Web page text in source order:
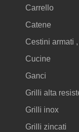
Carrello
Catene
Cestini armati
Cucine
Ganci
Grilli alta
Grilli inox
Grilli zincati